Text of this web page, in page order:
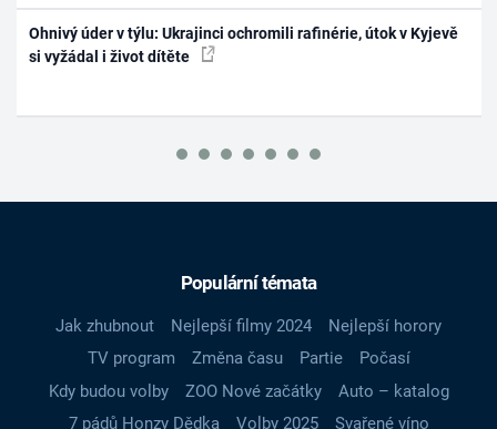
Ohnivý úder v týlu: Ukrajinci ochromili rafinérie, útok v Kyjevě
si vyžádal i život dítěte
Populární témata
Jak zhubnout Nejlepší filmy 2024
Nejlepší horory
TV program
Změna času Partie
Počasí
Kdy budou volby
ZOO Nové začátky
Auto – katalog
7 pádů Honzy Dědka
Volby 2025
Svařené víno